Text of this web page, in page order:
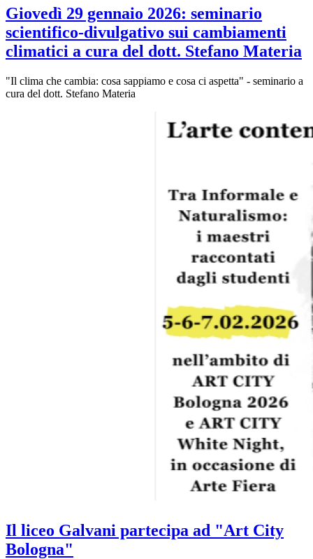
Giovedì 29 gennaio 2026: seminario
scientifico-divulgativo sui cambiamenti
climatici a cura del dott. Stefano Materia
"Il clima che cambia: cosa sappiamo e cosa ci aspetta" - seminario a
cura del dott. Stefano Materia
Il liceo Galvani partecipa ad "Art City
Bologna"